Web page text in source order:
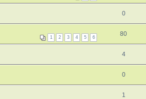
0
1 2 3 4 5 6 80
4
0
1